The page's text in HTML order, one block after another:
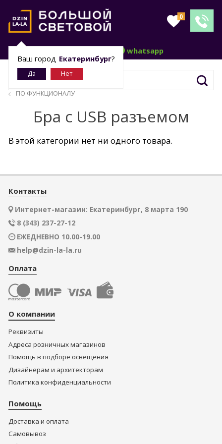
0
Ваш город Екатеринбург?
whatsapp
ПО ФУНКЦИОНАЛУ
Бра с USB разъемом
В этой категории нет ни одного товара.
Контакты
Интернет-магазин: Екатеринбург, 8 марта 190
8 (343) 237-27-12
ЕЖЕДНЕВНО 10.00-19.00
help@dzin-la-la.ru
Оплата
О компании
Реквизиты
Адреса розничных магазинов
Помощь в подборе освещения
Дизайнерам и архитекторам
Политика конфиденциальности
Помощь
Доставка и оплата
Самовывоз